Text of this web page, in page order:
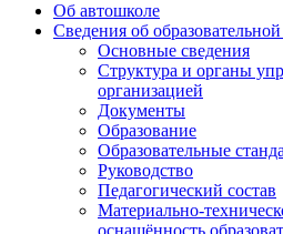
Об автошколе
Сведения об
Основные сведения
Структура и органы
организацией
Документы
Образование
Образовательные
Руководство
Педагогический состав
Материально-
оснащённость